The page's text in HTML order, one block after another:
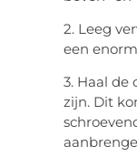
2. Leeg
een
3. Haal de
zijn. Dit